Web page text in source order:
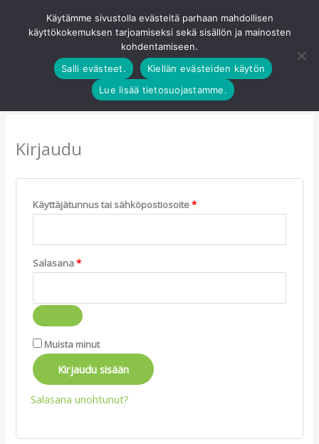
0
Kirjaudu
Käyttäjätunnus tai sähköpostiosoite*
Vaaditaan
Salasana*
Vaaditaan
Muista minut
Kirjaudu sisään
Salasana unohtunut?
Käytämme sivustolla evästeitä parhaan mahdollisen
käyttökokemuksen tarjoamiseksi sekä sisällön ja mainosten
kohdentamiseen.
Salli evästeet.
Kiellän evästeiden käytön
Lue lisää tietosuojastamme.